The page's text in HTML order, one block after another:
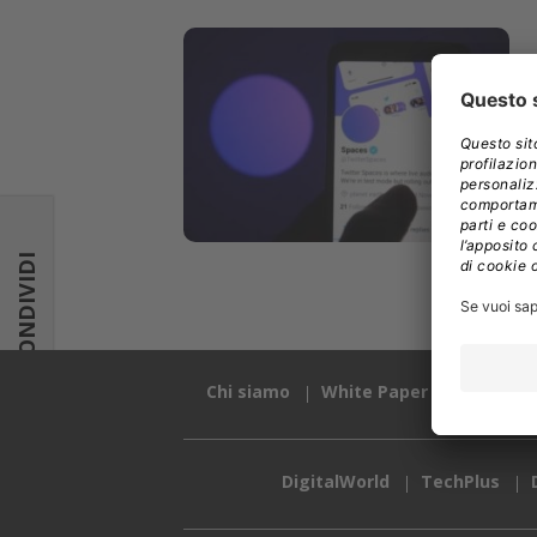
CONDIVIDI
Chi siamo White Paper
DigitalWorld TechPlus